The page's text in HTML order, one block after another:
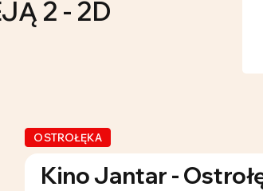
2 - 2D
OSTROŁĘKA
Kino Jantar -